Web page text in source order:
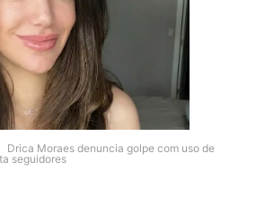
Drica Moraes denuncia golpe com uso de
seguidores